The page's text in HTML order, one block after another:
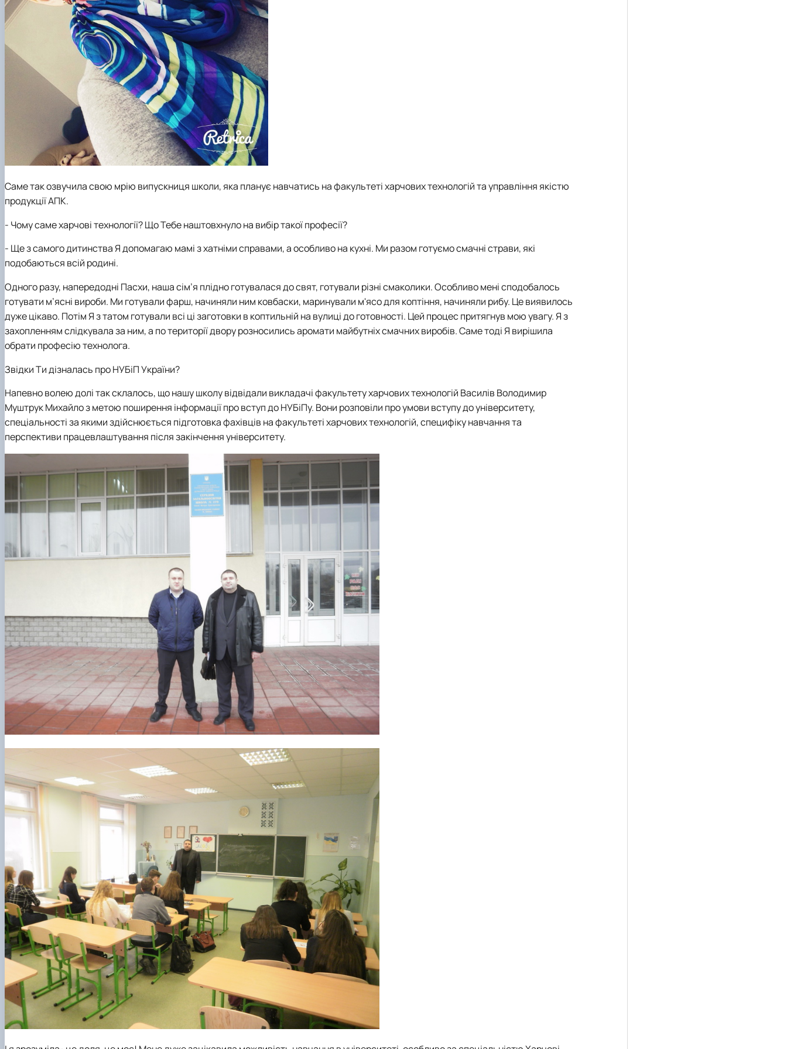
Саме так озвучила свою мрію випускниця школи, яка планує навчатись на факультеті харчових технологій та управління якістю
продукції АПК.
- Чому саме харчові технології? Що Тебе наштовхнуло на вибір такої професії?
- Ще з самого дитинства Я допомагаю мамі з хатніми справами, а особливо на кухні. Ми разом готуємо смачні страви, які
подобаються всій родині.
Одного разу, напередодні Пасхи, наша сім’я плідно готувалася до свят, готували різні смаколики. Особливо мені сподобалось
готувати м’ясні вироби. Ми готували фарш, начиняли ним ковбаски, маринували м'ясо для коптіння, начиняли рибу. Це виявилось
дуже цікаво. Потім Я з татом готували всі ці заготовки в коптильній на вулиці до готовності. Цей процес притягнув мою увагу. Я з
захопленням слідкувала за ним, а по території двору розносились аромати майбутніх смачних виробів. Саме тоді Я вирішила
обрати професію технолога.
Звідки Ти дізналась про НУБіП України?
Напевно волею долі так склалось, що нашу школу відвідали викладачі факультету харчових технологій Василів Володимир
Муштрук Михайло з метою поширення інформації про вступ до НУБіПу. Вони розповіли про умови вступу до університету,
спеціальності за якими здійснюється підготовка фахівців на факультеті харчових технологій, специфіку навчання та
перспективи працевлаштування після закінчення університету.